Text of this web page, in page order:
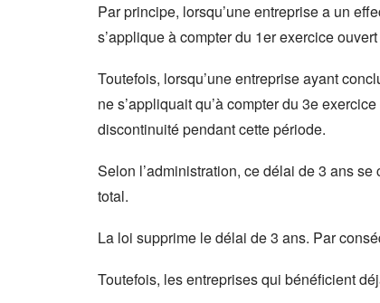
Par principe, lorsqu’une entreprise a un
s’applique à compter du 1er exercice
Toutefois, lorsqu’une entreprise ayant
ne s’appliquait qu’à compter du 3e
discontinuité pendant cette période.
Selon l’administration, ce délai de 3 ans
total.
La loi supprime le délai de 3 ans. Par
Toutefois, les entreprises qui bénéficient